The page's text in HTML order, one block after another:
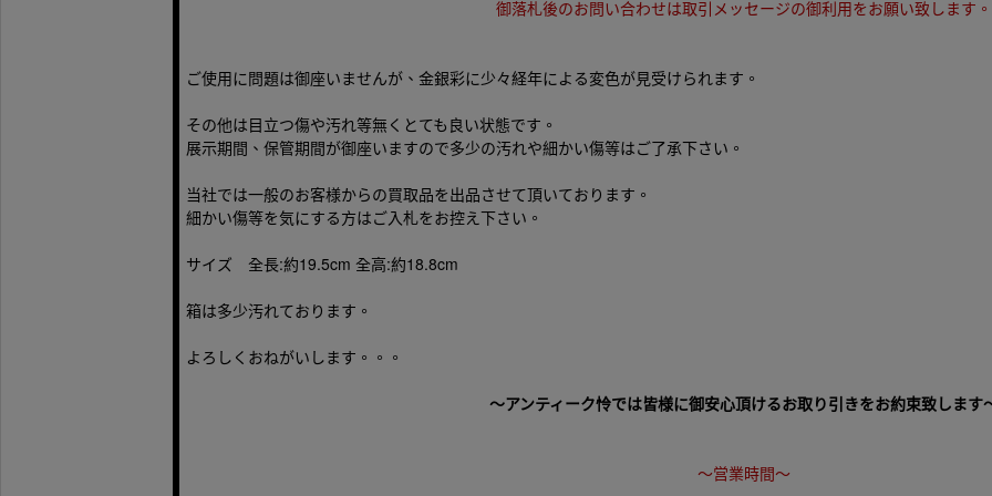
御落札後のお問い合わせは取引メッセージの御利用をお願い致します。
ご使用に問題は御座いませんが、金銀彩に少々経年による変色が見受けられます。
その他は目立つ傷や汚れ等無くとても良い状態です。
展示期間、保管期間が御座いますので多少の汚れや細かい傷等はご了承下さい。
当社では一般のお客様からの買取品を出品させて頂いております。
細かい傷等を気にする方はご入札をお控え下さい。
サイズ 全長:約19.5cm 全高:約18.8cm
箱は多少汚れております。
よろしくおねがいします。。。
～アンティーク怜では皆様に御安心頂けるお取り引きをお約束致します
～営業時間～